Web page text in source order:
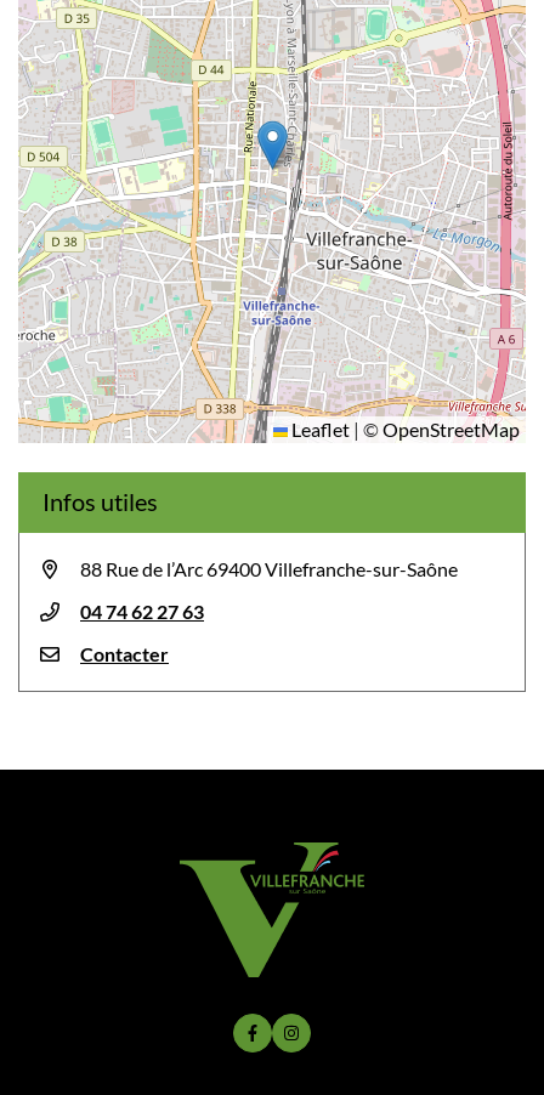
Leaflet | ©OpenStreetMap
Infos utiles
88 Rue de l’Arc 69400 Villefranche-sur-Saône
04 74 62 27 63
Contacter
Lien vers le compte Facebook
Lien vers le compte Instagram